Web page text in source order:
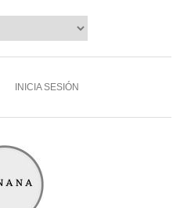
INICIA SESIÓN